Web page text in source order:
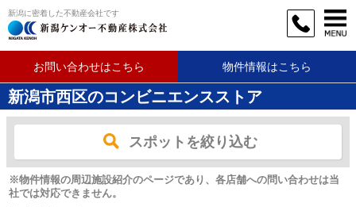
新潟に密着した不動産会社です
お問い合わせはこちら 物件情報はこちら
新潟市西区のコンビニエンスストア
スポットを絞り込む
※物件情報の周辺施設紹介のページであり、各店舗への問い合わせは当
社では対応できません。